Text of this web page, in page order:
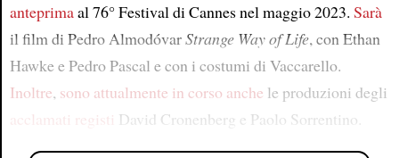
anteprimaal 76° Festival di Cannes nel maggio 2023. Sarà
il film di Pedro AlmodóvarStrange Way of Life, con Ethan
Hawke e Pedro Pascal e con i costumi di Vaccarello.
Inoltre, sono attualmente in corso anche le produzioni degli
acclamati
registi David Cronenberg e Paolo Sorrentino.